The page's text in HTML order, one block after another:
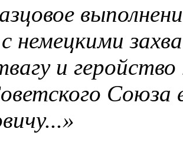
немецкими
и